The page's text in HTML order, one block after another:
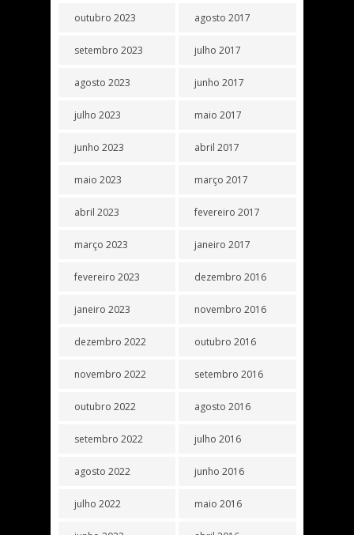
outubro 2023
setembro 2023
agosto 2023
julho 2023
junho 2023
maio 2023
abril 2023
março 2023
fevereiro 2023
janeiro 2023
dezembro 2022
novembro 2022
outubro 2022
setembro 2022
agosto 2022
julho 2022
agosto 2017
julho 2017
junho 2017
maio 2017
abril 2017
março 2017
fevereiro 2017
janeiro 2017
dezembro 2016
novembro 2016
outubro 2016
setembro 2016
agosto 2016
julho 2016
junho 2016
maio 2016